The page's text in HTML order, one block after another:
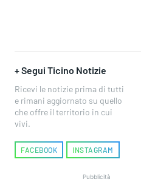
+ Segui Ticino Notizie
Ricevi le notizie prima di tutti
e rimani aggiornato su quello
che offre il territorio in cui
vivi.
FACEBOOK INSTAGRAM
Pubblicità